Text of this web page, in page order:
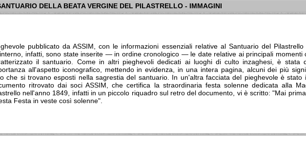
DELLA BEATA VERGINE DEL PILASTRELLO - IMMAGINI
pubblicato da ASSIM, con le informazioni essenziali relative al Santuario del Pilastrello
infatti, sono state inserite ― in ordine cronologico ― le date relative ai principali momenti
il santuario. Come in altri pieghevoli dedicati ai luoghi di culto inzaghesi, è stata
all'aspetto iconografico, mettendo in evidenza, in una intera pagina, alcuni dei più
che si trovano esposti nella sagrestia del santuario. In un'altra facciata del pieghevole è stato
ritrovato dai soci ASSIM, che certifica la straordinaria festa solenne dedicata alla
nell'anno 1849, infatti in un piccolo riquadro sul retro del documento, vi è scritto: "Mai
Festa in veste così solenne".